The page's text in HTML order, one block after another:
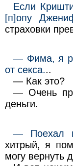
Если
[п]опу
страховки
— Фима, я
от ceкса...
— Как это?
— Очень
деньги.
— Поехал
хитрый, я
могу вернуть